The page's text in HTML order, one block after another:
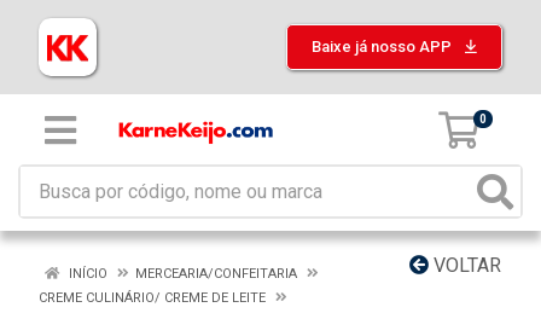
Baixe já nosso APP
0
VOLTAR
INÍCIO
MERCEARIA/CONFEITARIA
CREME CULINÁRIO/ CREME DE LEITE